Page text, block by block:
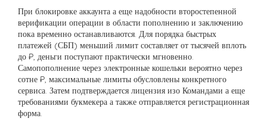
При блокировке аккаунта а еще надобности второстепенной
верификации операции в области пополнению и заключению
пока временно останавливаются. Для порядка быстрых
платежей (СБП) меньший лимит составляет от тысячей вплоть
до ₽, деньги поступают практически мгновенно.
Самопополнение через электронные кошельки вероятно через
сотне ₽, максимальные лимиты обусловлены конкретного
сервиса. Затем подтверждается лицензия изо Командами а еще
требованиями букмекера а также отправляется регистрационная
форма.